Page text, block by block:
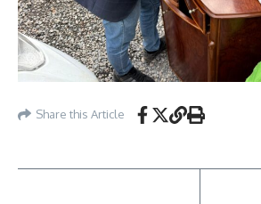
Share this Article